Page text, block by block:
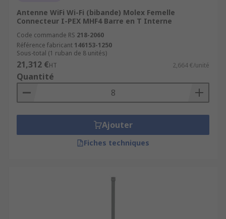
Antenne WiFi Wi-Fi (bibande) Molex Femelle
Connecteur I-PEX MHF4 Barre en T Interne
Code commande RS 218-2060
Référence fabricant 146153-1250
Sous-total (1 ruban de 8 unités)
21,312 €HT 2,664 €/unité
Quantité
Ajouter
Fiches techniques